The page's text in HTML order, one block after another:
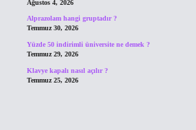
Ağustos 4, 2026
Alprazolam hangi gruptadır ?
Temmuz 30, 2026
Yüzde 50 indirimli üniversite ne demek ?
Temmuz 29, 2026
Klavye kapalı nasıl açılır ?
Temmuz 25, 2026